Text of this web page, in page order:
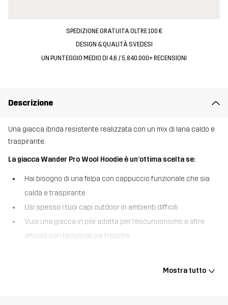
SPEDIZIONE GRATUITA OLTRE 100 €
DESIGN & QUALITÀ SVEDESI
UN PUNTEGGIO MEDIO DI 4,6 / 5, 840.000+ RECENSIONI
Descrizione
Una giacca ibrida resistente realizzata con un mix di lana caldo e
traspirante.
La giacca Wander Pro Wool Hoodie è un’ottima scelta se:
Hai bisogno di una felpa con cappuccio funzionale che sia
calda e traspirante
Usi spesso i tuoi capi outdoor in ambienti difficili
Vuoi una giacca in pile adatta per l’escursionismo e altre
attività con temperature fresche.
isolante e resistente che si indossa come una giacca ma
Mostra tutto